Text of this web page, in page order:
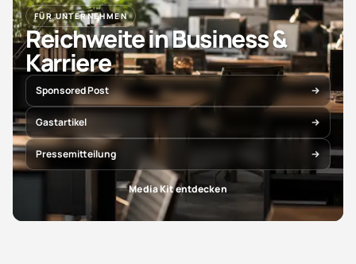
FÜR UNTERNEHMEN
Reichweite in Business &
Karriere
Sponsored Post
Gastartikel
Pressemitteilung
Media Kit entdecken